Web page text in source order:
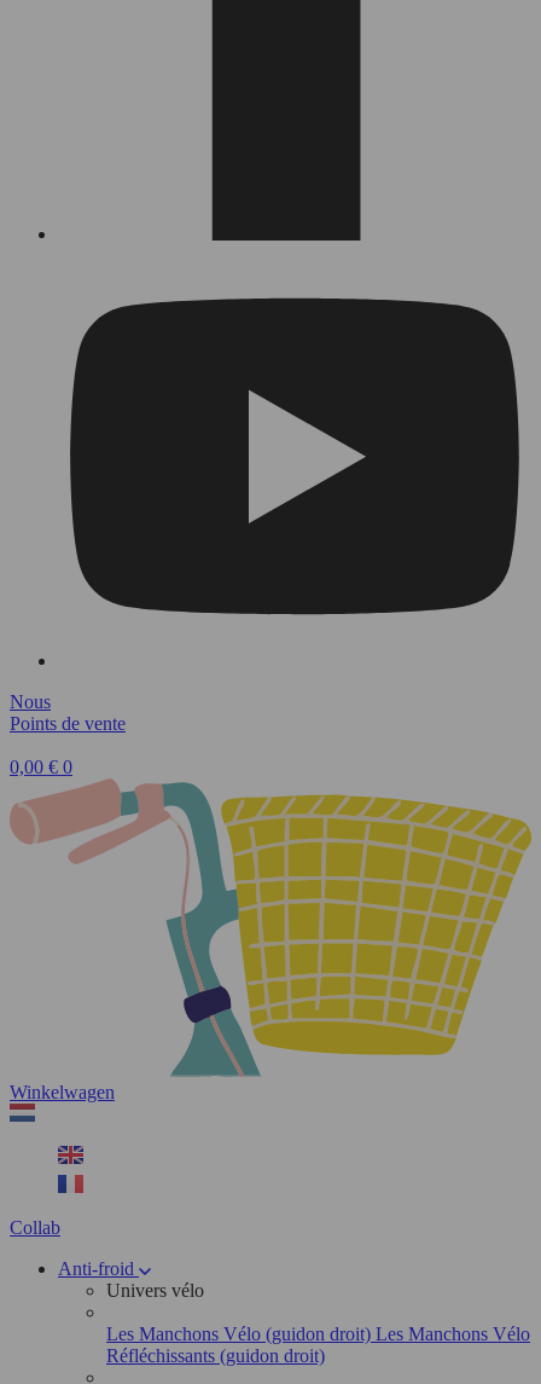
Nous
Points de vente
0,00 € 0
Winkelwagen
Collab
Anti-froid
Univers vélo
Les Manchons Vélo (guidon droit) Les Manchons Vélo
Réfléchissants (guidon droit)